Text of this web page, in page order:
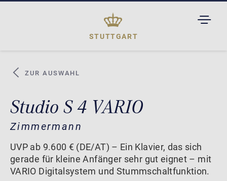
STUTTGART
ZUR AUSWAHL
Studio S 4 VARIO
Zimmermann
UVP ab 9.600 € (DE/AT) – Ein Klavier, das sich
gerade für kleine Anfänger sehr gut eignet – mit
VARIO Digitalsystem und Stummschaltfunktion.